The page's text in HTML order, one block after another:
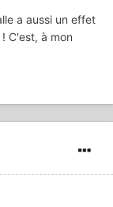
a aussi un effet
C'est, à mon